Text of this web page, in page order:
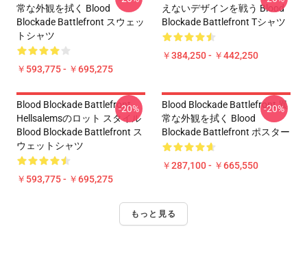
常な外観を拭く Blood
Blockade Battlefront スウェッ
トシャツ
￥593,775 - ￥695,275
えないデザインを戦う Blood
Blockade Battlefront Tシャツ
￥384,250 - ￥442,250
Blood Blockade Battlefront
Hellsalemsのロット スタイル
Blood Blockade Battlefront ス
ウェットシャツ
￥593,775 - ￥695,275
-20%
Blood Blockade Battlefront 異
常な外観を拭く Blood
Blockade Battlefront ポスター
￥287,100 - ￥665,550
-20%
もっと見る